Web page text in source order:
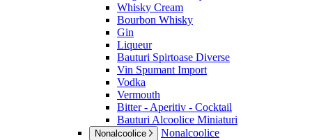
Whisky Cream
Bourbon Whisky
Gin
Liqueur
Bauturi Spirtoase Diverse
Vin Spumant Import
Vodka
Vermouth
Bitter - Aperitiv - Cocktail
Bauturi Alcoolice Miniaturi
Nonalcoolice Nonalcoolice